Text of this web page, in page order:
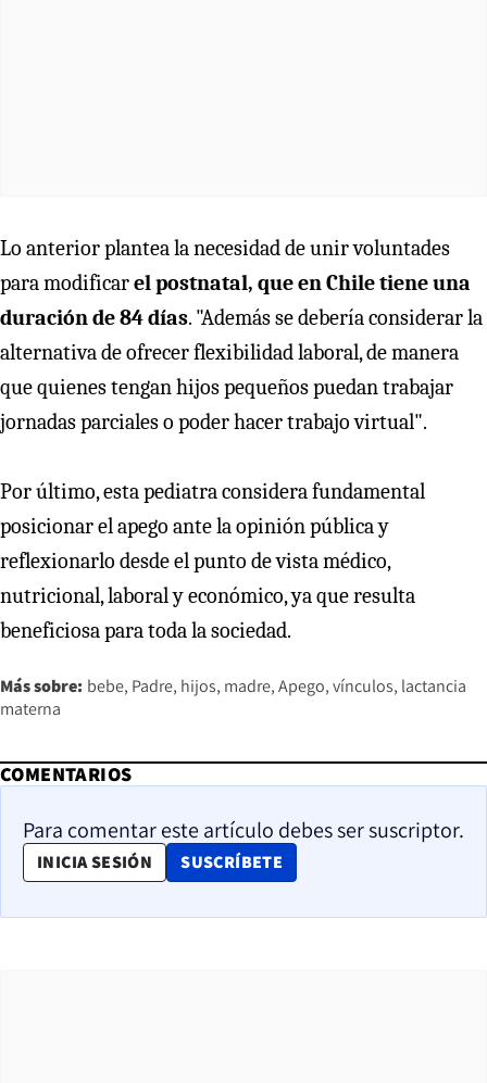
Lo anterior plantea la necesidad de unir voluntades
para modificarel postnatal, que en Chile tiene una
duración de 84 días. "Además se debería considerar la
alternativa de ofrecer flexibilidad laboral, de manera
que quienes tengan hijos pequeños puedan trabajar
jornadas parciales o poder hacer trabajo virtual".
Por último, esta pediatra considera fundamental
posicionar el apego ante la opinión pública y
reflexionarlo desde el punto de vista médico,
nutricional, laboral y económico, ya que resulta
beneficiosa para toda la sociedad.
Más sobre: bebe Padre hijos madre Apego vínculos lactancia
materna
COMENTARIOS
Para comentar este artículo debes ser suscriptor.
INICIA SESIÓN SUSCRÍBETE
OPENS IN NEW WINDOW